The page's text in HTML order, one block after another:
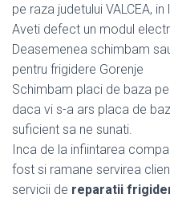
pe raza judetului VALCEA,
Aveti defect un modul
Deasemenea schimbam
pentru frigidere Gorenje
Schimbam placi de baza
daca vi s-a ars placa de
suficient sa ne sunati.
Inca de la infiintarea
fost si ramane servirea
servicii de reparatii